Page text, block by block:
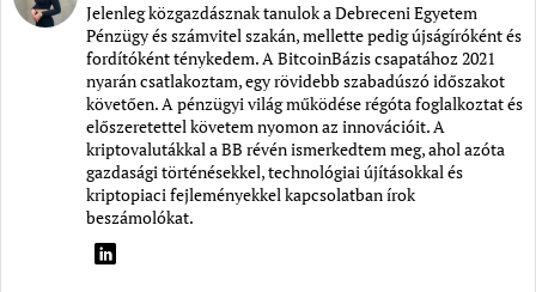
Jelenleg közgazdásznak tanulok a Debreceni Egyetem
Pénzügy és számvitel szakán, mellette pedig újságíróként és
fordítóként ténykedem. A BitcoinBázis csapatához 2021
nyarán csatlakoztam, egy rövidebb szabadúszó időszakot
követően. A pénzügyi világ működése régóta foglalkoztat és
előszeretettel követem nyomon az innovációit. A
kriptovalutákkal a BB révén ismerkedtem meg, ahol azóta
gazdasági történésekkel, technológiai újításokkal és
kriptopiaci fejleményekkel kapcsolatban írok
beszámolókat.